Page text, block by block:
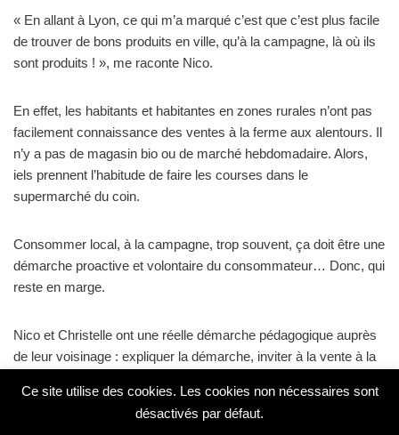
« En allant à Lyon, ce qui m’a marqué c’est que c’est plus facile
de trouver de bons produits en ville, qu’à la campagne, là où ils
sont produits ! », me raconte Nico.
En effet, les habitants et habitantes en zones rurales n’ont pas
facilement connaissance des ventes à la ferme aux alentours. Il
n’y a pas de magasin bio ou de marché hebdomadaire. Alors,
iels prennent l’habitude de faire les courses dans le
supermarché du coin.
Consommer local, à la campagne, trop souvent, ça doit être une
démarche proactive et volontaire du consommateur… Donc, qui
reste en marge.
Nico et Christelle ont une réelle démarche pédagogique auprès
de leur voisinage : expliquer la démarche, inviter à la vente à la
couple s’inscrit dans la dynamique du territoire, pour la soutenir
et y planter des graines bio : engagement comme conseiller
Ce site utilise des cookies. Les cookies non nécessaires sont
désactivés par défaut.